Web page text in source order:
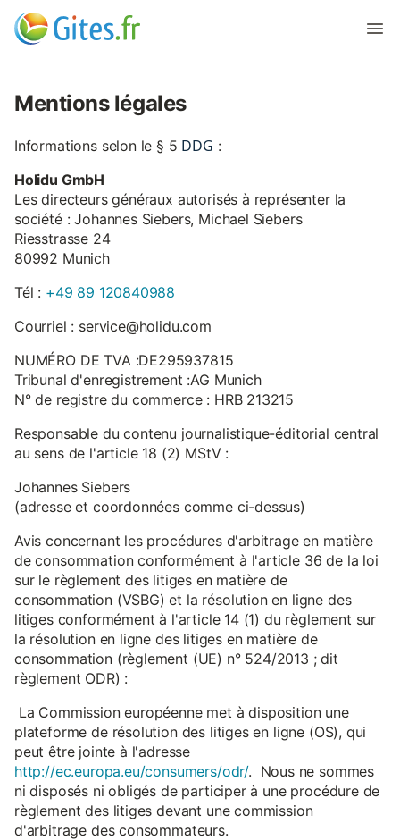
Mentions légales
Informations selon le § 5 DDG :
Holidu GmbH
Les directeurs généraux autorisés à représenter la
société : Johannes Siebers, Michael Siebers
Riesstrasse 24
80992 Munich
Tél : +49 89 120840988
Courriel : service@holidu.com
NUMÉRO DE TVA :DE295937815
Tribunal d'enregistrement :AG Munich
N° de registre du commerce : HRB 213215
Responsable du contenu journalistique-éditorial central
au sens de l'article 18 (2) MStV :
Johannes Siebers
(adresse et coordonnées comme ci-dessus)
Avis concernant les procédures d'arbitrage en matière
de consommation conformément à l'article 36 de la loi
sur le règlement des litiges en matière de
consommation (VSBG) et la résolution en ligne des
litiges conformément à l'article 14 (1) du règlement sur
la résolution en ligne des litiges en matière de
consommation (règlement (UE) n° 524/2013 ; dit
règlement ODR) :
La Commission européenne met à disposition une
plateforme de résolution des litiges en ligne (OS), qui
peut être jointe à l'adresse
http://ec.europa.eu/consumers/odr/. Nous ne sommes
ni disposés ni obligés de participer à une procédure de
règlement des litiges devant une commission
d'arbitrage des consommateurs.